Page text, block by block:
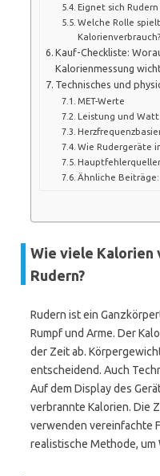
Eignet sich
Welche Rolle
Kalorienverbrauch?
Kauf-Checkliste:
Kalorienmessung
Technisches und
MET-Werte
Leistung und Watt
Wie Rudergeräte
Ähnliche Beiträge:
Wie viele Kalorien
Rudern?
Rudern ist ein
Rumpf und Arme. Der
der Zeit ab.
entscheidend. Auch
Auf dem Display des
verbrannte Kalorien. Die
verwenden vereinfachte
realistische Methode,